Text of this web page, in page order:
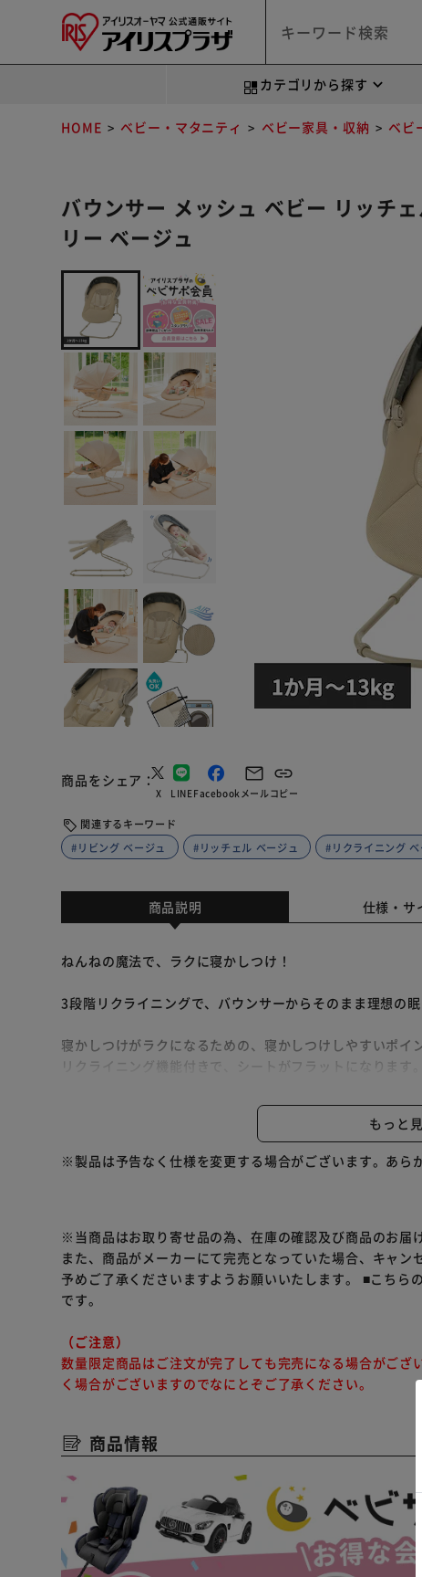
カテゴリから探す
HOME ベビー・マタニティ ベビー家具・収納 ベビ
バウンサー メッシュ ベビー リッチ
リー ベージュ
商品をシェア
X LINEFacebook メールコピー
関連するキーワード
#リビング ベージュ
#リッチェル ベージュ #リクライニング ベ
商品説明 仕様・サ
ねんねの魔法で、ラクに寝かしつけ！
3段階リクライニングで、バウンサーからそのまま理想の眠
寝かしつけがラクになるための、寝かしつけしやすいポイ
リクライニング機能付きで、シートがフラットになります。
もっと
※製品は予告なく仕様を変更する場合がございます。あら
※当商品はお取り寄せ品の為、在庫の確認及び商品のお届
また、商品がメーカーにて完売となっていた場合、キャン
予めご了承くださいますようお願いいたします。 ■こちら
です。
（ご注意）
数量限定商品はご注文が完了しても完売になる場合がご
く場合がございますのでなにとぞご了承ください。
商品情報